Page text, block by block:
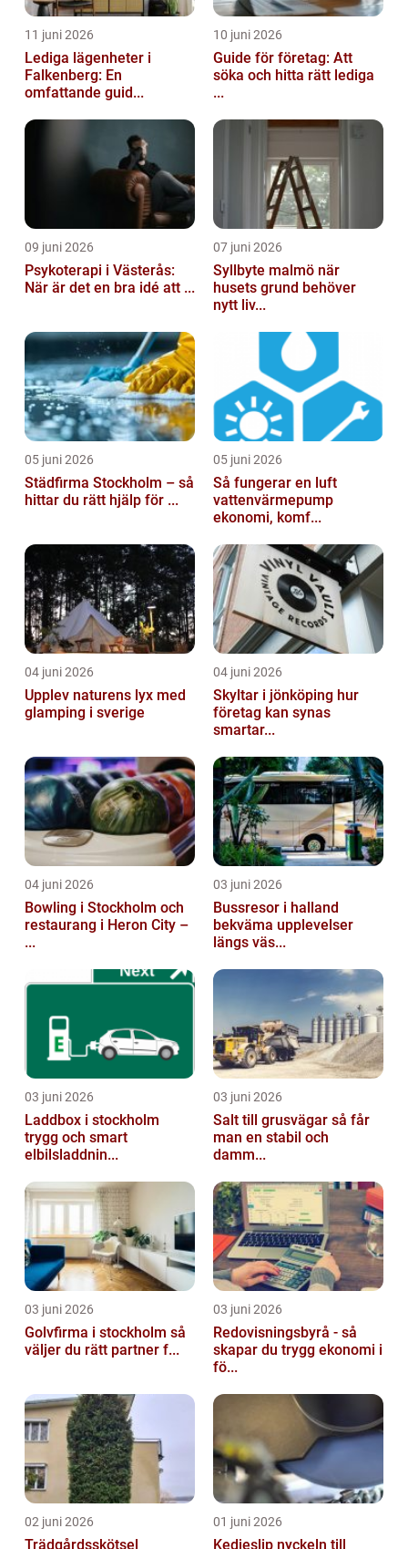
11 juni 2026
Lediga lägenheter i
Falkenberg: En
omfattande guid...
10 juni 2026
Guide för företag: Att
söka och hitta rätt lediga
...
09 juni 2026
Psykoterapi i Västerås:
När är det en bra idé att ...
07 juni 2026
Syllbyte malmö när
husets grund behöver
nytt liv...
05 juni 2026
Städfirma Stockholm – så
hittar du rätt hjälp för ...
05 juni 2026
Så fungerar en luft
vattenvärmepump
ekonomi, komf...
04 juni 2026
Upplev naturens lyx med
glamping i sverige
04 juni 2026
Skyltar i jönköping hur
företag kan synas
smartar...
04 juni 2026
Bowling i Stockholm och
restaurang i Heron City –
...
03 juni 2026
Bussresor i halland
bekväma upplevelser
längs väs...
03 juni 2026
Laddbox i stockholm
trygg och smart
elbilsladdnin...
03 juni 2026
Salt till grusvägar så får
man en stabil och
damm...
03 juni 2026
Golvfirma i stockholm så
väljer du rätt partner f...
03 juni 2026
Redovisningsbyrå - så
skapar du trygg ekonomi i
fö...
02 juni 2026
Trädgårdsskötsel
01 juni 2026
Kedjeslip nyckeln till